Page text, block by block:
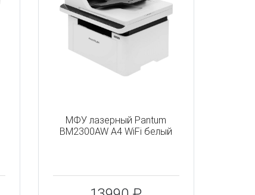
МФУ лазерный Pantum
BM2300AW A4 WiFi белый